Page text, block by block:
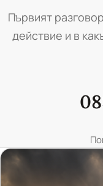
Първият
действие и в